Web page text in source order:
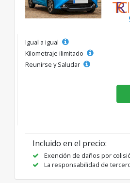
Igual a igual
Kilometraje ilimitado
Reunirse y Saludar
Incluido en el precio:
Exención de daños por
La responsabilidad de